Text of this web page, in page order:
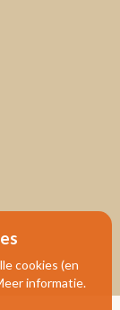
cookies (en
informatie.